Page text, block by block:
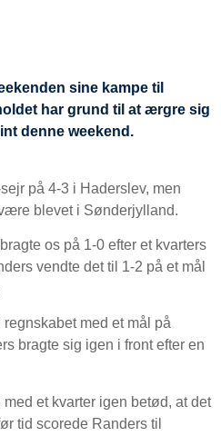
sine kampe til
har grund til at ærgre sig
denne weekend.
på 4-3 i Haderslev, men
blevet i Sønderjylland.
os på 1-0 efter et kvarters
vendte det til 1-2 på et mål
med et mål på
bragte sig igen i front efter en
et kvarter igen betød, at det
tid scorede Randers til